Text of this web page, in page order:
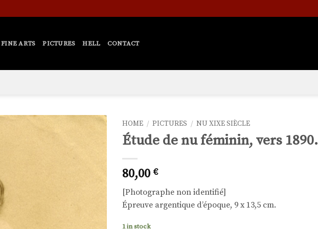
FINE ARTS PICTURES HELL CONTACT
à la liste
HOME / PICTURES / NU XIXE SIÈCLE
Étude de nu féminin, vers 1890.
80,00 €
[Photographe non identifié]
Épreuve argentique d’époque, 9 x 13,5 cm.
1 in stock